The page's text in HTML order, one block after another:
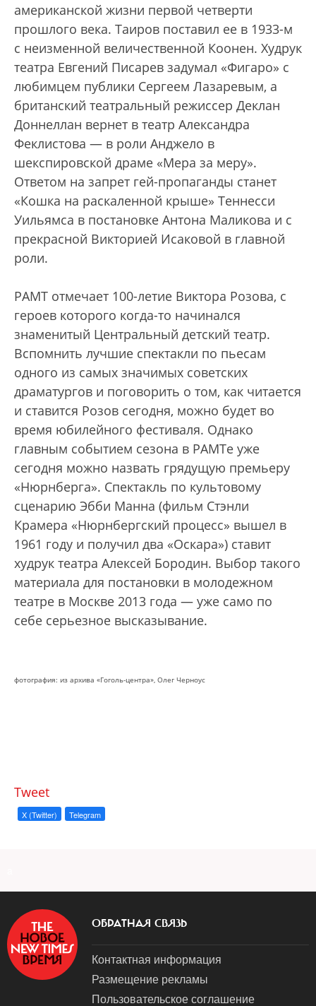
американской жизни первой четверти
прошлого века. Таиров поставил ее в 1933-м
с неизменной величественной Коонен. Худрук
театра Евгений Писарев задумал «Фигаро» с
любимцем публики Сергеем Лазаревым, а
британский театральный режиссер Деклан
Доннеллан вернет в театр Александра
Феклистова — в роли Анджело в
шекспировской драме «Мера за меру».
Ответом на запрет гей-пропаганды станет
«Кошка на раскаленной крыше» Теннесси
Уильямса в постановке Антона Маликова и с
прекрасной Викторией Исаковой в главной
роли.
РАМТ отмечает 100-летие Виктора Розова, с
героев которого когда-то начинался
знаменитый Центральный детский театр.
Вспомнить лучшие спектакли по пьесам
одного из самых значимых советских
драматургов и поговорить о том, как читается
и ставится Розов сегодня, можно будет во
время юбилейного фестиваля. Однако
главным событием сезона в РАМТе уже
сегодня можно назвать грядущую премьеру
«Нюрнберга». Спектакль по культовому
сценарию Эбби Манна (фильм Стэнли
Крамера «Нюрнбергский процесс» вышел в
1961 году и получил два «Оскара») ставит
худрук театра Алексей Бородин. Выбор такого
материала для постановки в молодежном
театре в Москве 2013 года — уже само по
себе серьезное высказывание.
фотография: из архива «Гоголь-центра», Олег Черноус
Tweet
X (Twitter) Telegram
ОБРАТНАЯ СВЯЗЬ
Контактная информация
Размещение рекламы
Пользовательское соглашение